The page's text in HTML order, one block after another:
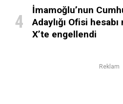
İmamoğlu’nun
Adaylığı Ofisi
X’te engellendi
Reklam